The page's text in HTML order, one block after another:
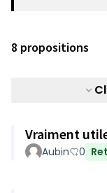
8 propositions
Vraiment
Aubin 0